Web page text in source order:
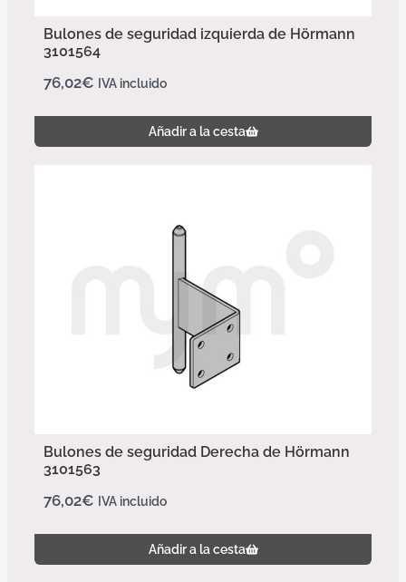
Bulones de seguridad izquierda de Hörmann
3101564
76,02€ IVA incluido
Añadir a la cesta
Bulones de seguridad Derecha de Hörmann
3101563
76,02€ IVA incluido
Añadir a la cesta